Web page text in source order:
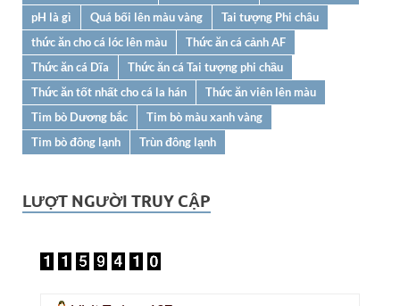
pH là gì
Quá bối lên màu vàng
Tai tượng Phi châu
thức ăn cho cá lóc lên màu
Thức ăn cá cảnh AF
Thức ăn cá Dĩa
Thức ăn cá Tai tượng phi chầu
Thức ăn tốt nhất cho cá la hán
Thức ăn viên lên màu
Tim bò Dương bắc
Tim bò màu xanh vàng
Tim bò đông lạnh
Trùn đông lạnh
LƯỢT NGƯỜI TRUY CẬP